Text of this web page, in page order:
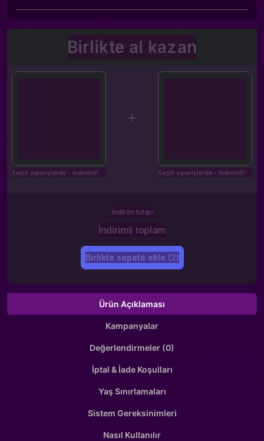
Birlikte al kazan
Seçili siparişlerde - İndirimli! Seçili siparişlerde - İndirimli!
İndirim tutarı
İndirimli toplam
Birlikte sepete ekle (2)
Ürün Açıklaması
Kampanyalar
Değerlendirmeler (0)
İptal & İade Koşulları
Yaş Sınırlamaları
Sistem Gereksinimleri
Nasıl Kullanılır